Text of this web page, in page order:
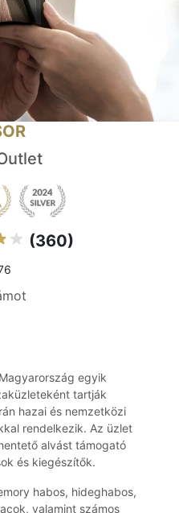
(360)
Magyarország egyik
tartják
hazai és nemzetközi
rendelkezik. Az üzlet
alvást támogató
és kiegészítők.
habos, hideghabos,
valamint számos